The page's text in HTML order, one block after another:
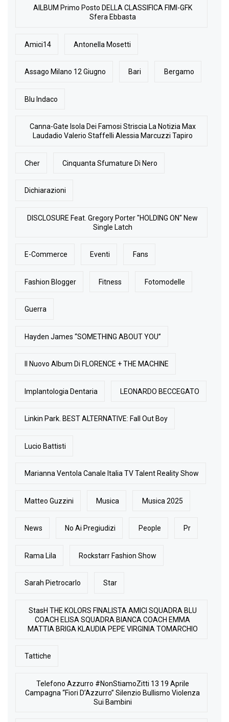
AlLBUM Primo Posto DELLA CLASSIFICA FIMI-GFK
Sfera Ebbasta
Amici14 Antonella Mosetti
Assago Milano 12 Giugno Bari Bergamo
Blu Indaco
Canna-Gate Isola Dei Famosi Striscia La Notizia Max
Laudadio Valerio Staffelli Alessia Marcuzzi Tapiro
Cher Cinquanta Sfumature Di Nero
Dichiarazioni
DISCLOSURE Feat. Gregory Porter "HOLDING ON" New
Single Latch
E-Commerce Eventi Fans
Fashion Blogger Fitness Fotomodelle
Guerra
Hayden James “SOMETHING ABOUT YOU”
Il Nuovo Album Di FLORENCE + THE MACHINE
Implantologia Dentaria LEONARDO BECCEGATO
Linkin Park. BEST ALTERNATIVE: Fall Out Boy
Lucio Battisti
Marianna Ventola Canale Italia TV Talent Reality Show
Matteo Guzzini Musica Musica 2025
News No Ai Pregiudizi People Pr
Rama Lila Rockstarr Fashion Show
Sarah Pietrocarlo Star
StasH THE KOLORS FINALISTA AMICI SQUADRA BLU
COACH ELISA SQUADRA BIANCA COACH EMMA
MATTIA BRIGA KLAUDIA PEPE VIRGINIA TOMARCHIO
Tattiche
Telefono Azzurro #NonStiamoZitti 13 19 Aprile
Campagna “Fiori D’Azzurro” Silenzio Bullismo Violenza
Sui Bambini